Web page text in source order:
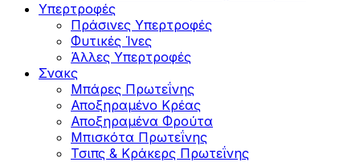
Υπερτροφές
Πράσινες Υπερτροφές
Φυτικές Ίνες
Άλλες Υπερτροφές
Σνακς
Μπάρες Πρωτεΐνης
Αποξηραμένο Κρέας
Αποξηραμένα Φρούτα
Μπισκότα Πρωτεΐνης
Τσιπς & Kράκερς Πρωτεΐνης